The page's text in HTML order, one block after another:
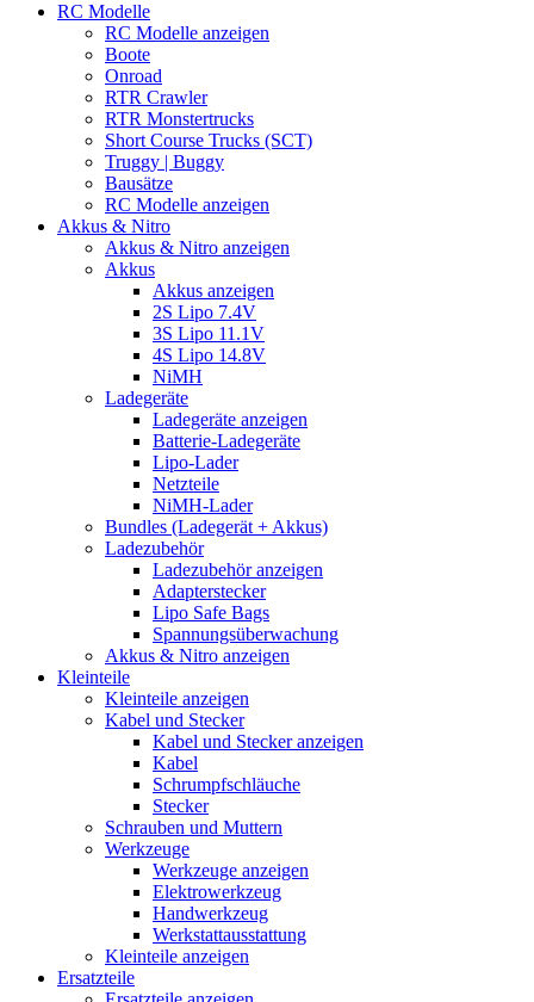
RC Modelle
RC Modelle anzeigen
Boote
Onroad
RTR Crawler
RTR Monstertrucks
Short Course Trucks (SCT)
Truggy | Buggy
Bausätze
RC Modelle anzeigen
Akkus & Nitro
Akkus & Nitro anzeigen
Akkus
Akkus anzeigen
2S Lipo 7.4V
3S Lipo 11.1V
4S Lipo 14.8V
NiMH
Ladegeräte
Ladegeräte anzeigen
Batterie-Ladegeräte
Lipo-Lader
Netzteile
NiMH-Lader
Bundles (Ladegerät + Akkus)
Ladezubehör
Ladezubehör anzeigen
Adapterstecker
Lipo Safe Bags
Spannungsüberwachung
Akkus & Nitro anzeigen
Kleinteile
Kleinteile anzeigen
Kabel und Stecker
Kabel und Stecker anzeigen
Kabel
Schrumpfschläuche
Stecker
Schrauben und Muttern
Werkzeuge
Werkzeuge anzeigen
Elektrowerkzeug
Handwerkzeug
Werkstattausstattung
Kleinteile anzeigen
Ersatzteile